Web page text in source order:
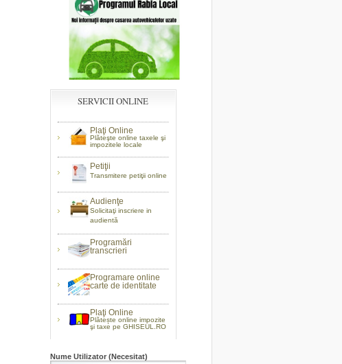
SERVICII ONLINE
Plaţi Online
Plăteşte online taxele şi
impozitele locale
Petiţii
Transmitere petiţii online
Audienţe
Solicitaţi inscriere in
audientă
Programări
transcrieri
Programare online
carte de identitate
Plaţi Online
Plătește online impozite
şi taxe pe GHISEUL.RO
Nume Utilizator (Necesitat)